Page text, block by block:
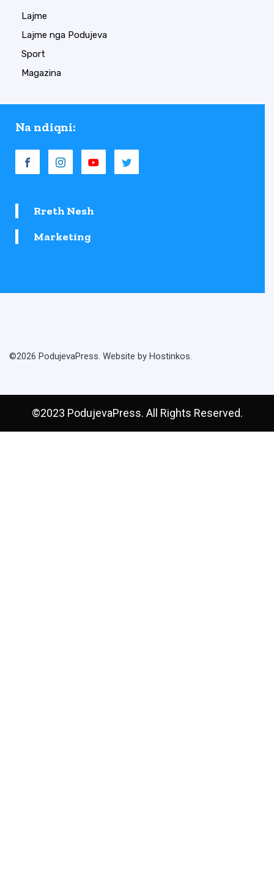
Lajme
Lajme nga Podujeva
Sport
Magazina
Na ndiqni:
Rreth Nesh
Marketing
©2026 PodujevaPress. Website by Hostinkos.
©2023 PodujevaPress. All Rights Reserved.